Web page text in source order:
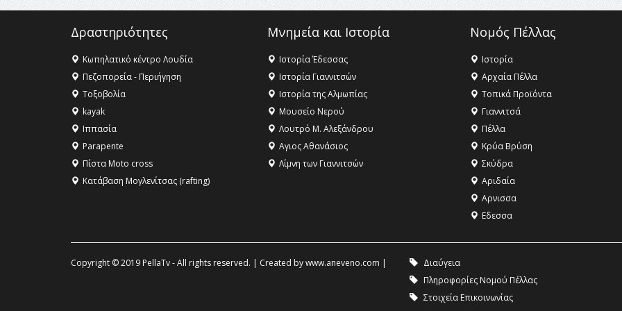
Δραστηριότητες
Κωπηλατικό κέντρο Λουδία
Πεζοπορεία - Περιήγηση
Τοξοβολία
kayak
Ιππασία
Parapente
Πίστα Moto cross
Κατάβαση Μογλενίτσας (rafting)
Μνημεία και Ιστορία
Ιστορία Έδεσσας
Ιστορία Γιαννιτσών
Ιστορία της Αλμωπίας
Μουσείο Νερού
Λουτρό Μ. Αλεξάνδρου
Αγιος Αθανάσιος
Λίμνη των Γιαννιτσών
Νομός Πέλλας
Ιστορία
Αρχαία Πέλλα
Τοπικά Προϊόντα
Γιαννιτσά
Πέλλα
Κρύα Βρύση
Σκύδρα
Αριδαία
Aρνισσα
Eδεσσα
Copyright © 2019 PellaTv - All rights reserved. | Created bywww.aneveno.com | Διαύγεια
Πληροφορίες Νομού Πέλλας
Στοιχεία Επικοινωνίας